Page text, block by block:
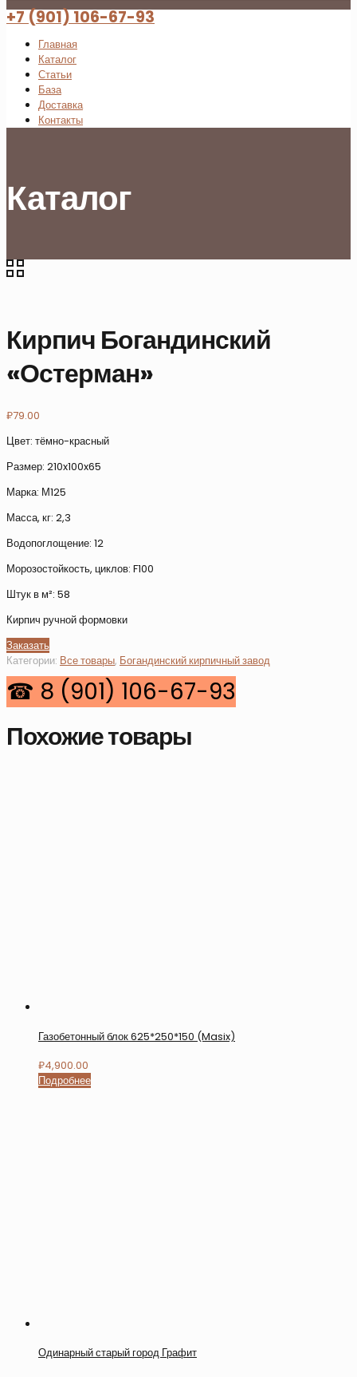
+7 (901) 106-67-93
Главная
Каталог
Статьи
База
Доставка
Контакты
Каталог
Кирпич Богандинский
«Остерман»
₽79.00
Цвет: тёмно-красный
Размер: 210x100x65
Марка: М125
Масса, кг: 2,3
Водопоглощение: 12
Морозостойкость, циклов: F100
Штук в м²: 58
Кирпич ручной формовки
Заказать
Категории: Все товары, Богандинский кирпичный завод
Похожие товары
Газобетонный блок 625*250*150 (Masix)
₽4,900.00
Подробнее
Одинарный старый город Графит